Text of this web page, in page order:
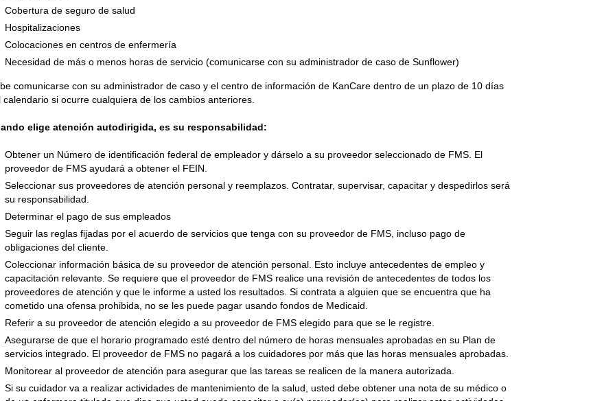
Cobertura de seguro de salud
Hospitalizaciones
Colocaciones en centros de enfermería
Necesidad de más o menos horas de servicio (comunicarse con su administrador de caso de Sunflower)
comunicarse con su administrador de caso y el centro de información de KanCare dentro de un plazo de 10 días
calendario si ocurre cualquiera de los cambios anteriores.
elige atención autodirigida, es su responsabilidad:
Obtener un Número de identificación federal de empleador y dárselo a su proveedor seleccionado de FMS. El
proveedor de FMS ayudará a obtener el FEIN.
Seleccionar sus proveedores de atención personal y reemplazos. Contratar, supervisar, capacitar y despedirlos será
su responsabilidad.
Determinar el pago de sus empleados
Seguir las reglas fijadas por el acuerdo de servicios que tenga con su proveedor de FMS, incluso pago de
obligaciones del cliente.
Coleccionar información básica de su proveedor de atención personal. Esto incluye antecedentes de empleo y
capacitación relevante. Se requiere que el proveedor de FMS realice una revisión de antecedentes de todos los
proveedores de atención y que le informe a usted los resultados. Si contrata a alguien que se encuentra que ha
cometido una ofensa prohibida, no se les puede pagar usando fondos de Medicaid.
Referir a su proveedor de atención elegido a su proveedor de FMS elegido para que se le registre.
Asegurarse de que el horario programado esté dentro del número de horas mensuales aprobadas en su Plan de
servicios integrado. El proveedor de FMS no pagará a los cuidadores por más que las horas mensuales aprobadas.
Monitorear al proveedor de atención para asegurar que las tareas se realicen de la manera autorizada.
Si su cuidador va a realizar actividades de mantenimiento de la salud, usted debe obtener una nota de su médico o